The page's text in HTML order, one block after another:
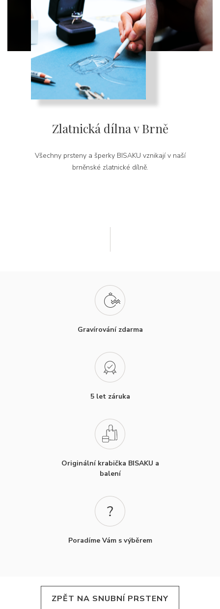
Zlatnická dílna v Brně
Všechny prsteny a šperky BISAKU vznikají v naší
brněnské zlatnické dílně.
Gravírování zdarma
5 let záruka
Originální krabička BISAKU a
balení
Poradíme Vám s výběrem
ZPĚT NA SNUBNÍ PRSTENY